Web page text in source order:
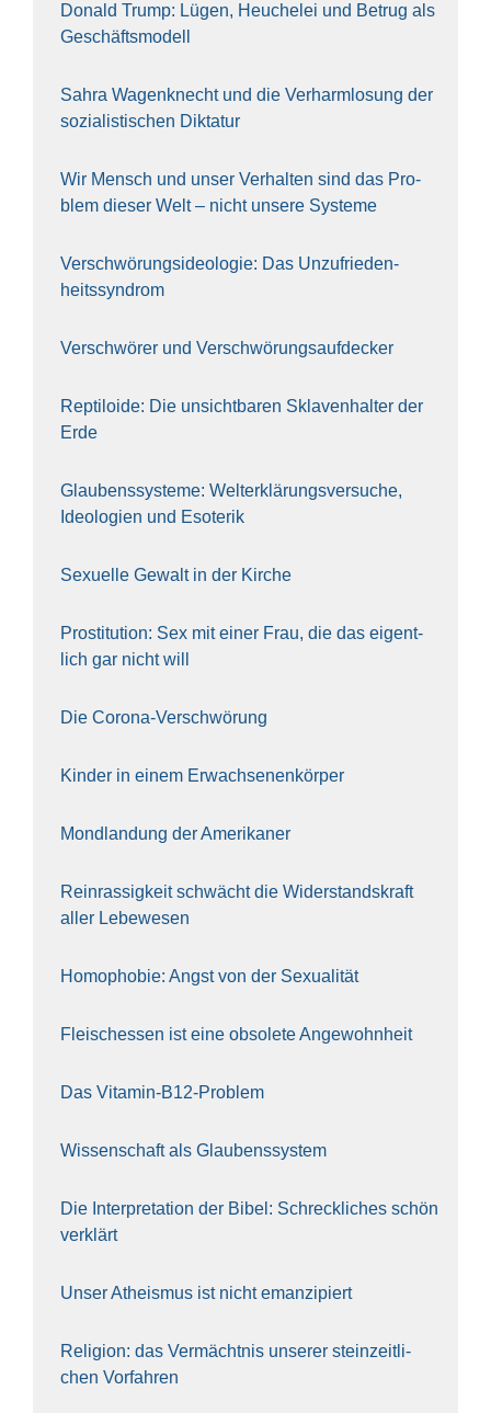
Donald Trump: Lügen, Heu­che­lei und Betrug als
Geschäfts­mo­dell
Sahra Wagen­knecht und die Ver­harm­lo­sung der
sozia­lis­ti­schen Dik­ta­tur
Wir Mensch und unser Ver­hal­ten sind das Pro­
blem die­ser Welt – nicht unse­re Sys‍te‍me
Ver­schwö­rungs­ideo­lo­gie: Das Unzufrieden­
heitssyndrom
Ver­schwö­rer und Verschwörungs­aufdecker
Rep­ti­lo­ide: Die unsicht­ba­ren Skla­ven­hal­ter der
Erde
Glau­bens­sys­te­me: Welt­erklä­rungs­ver­su­che,
Ideo­lo­gien und Eso­te­rik
Sexu­el­le Gewalt in der Kir­che
Pro­sti­tu­ti­on: Sex mit einer Frau, die das eigent­
lich gar nicht will
Die Coro­na-Ver­schwö­rung
Kin­der in einem Erwach­se­nen­kör­per
Mond­lan­dung der Ame­ri­ka­ner
Rein­ras­sig­keit schwächt die Wider­stands­kraft
aller Lebe­we­sen
Homo­pho­bie: Angst von der Sexua­li­tät
Fleisch­essen ist eine obso­le­te An‍ge‍wohn‍heit
Das Vit­amin-B12-Pro­blem
Wis­sen­schaft als Glau­bens­sys­tem
Die Inter­pre­ta­ti­on der Bibel: Schreck­li­ches schön
ver­klärt
Unser Athe­is­mus ist nicht eman­zi­piert
Reli­gi­on: das Ver­mächt­nis unse­rer stein­zeit­li­
chen Vor­fah­ren